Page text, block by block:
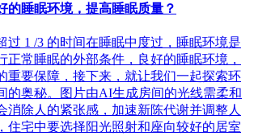
的睡眠环境，提高睡眠质量？
过 1 /3 的时间在睡眠中度过，睡眠环境是
正常睡眠的外部条件，良好的睡眠环境，
重要保障，接下来，就让我们一起探索环
的奥秘。图片由AI生成房间的光线需柔和
消除人的紧张感，加速新陈代谢并调整人
住宅中要选择阳光照射和座向较好的居室